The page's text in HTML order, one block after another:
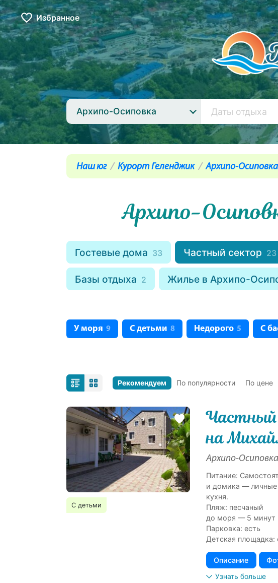
Избранное
Архипо-Осиповка
Наш юг Курорт Геленджик Архипо-Осиповка
Архипо-
Гостевые дома 33 Частный сектор 23
Базы отдыха 2 Жилье в Архипо-
У моря 9 С детьми 8 Недорого 5 С
Рекомендуем По популярности По цене
С детьми
на
Архипо-
Питание:
и домика — личные
кухня.
Пляж: песчаный
до моря — 5 минут
Парковка: есть
Детская площадка:
Описание
Узнать больше